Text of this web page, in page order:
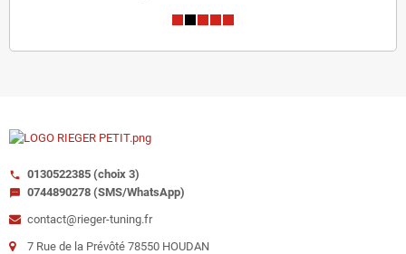
call 0130522385 (choix 3)
sms
0744890278 (SMS/WhatsApp)
contact@rieger-tuning.fr
7 Rue de la Prévôté 78550 HOUDAN